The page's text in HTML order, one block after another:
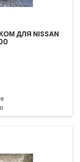
ДЛЯ NISSAN